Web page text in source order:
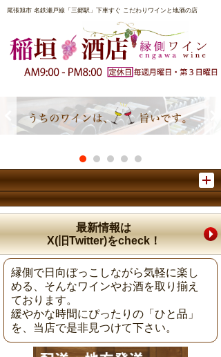
尾張旭市 名鉄瀬戸線「三郷駅」下車すぐ こだわりワインと地酒の店
店主ご紹介
稲垣酒店のプライバシーポリシー
PC向けページのお問い合わせフォームからどうぞ！
PC向けページを表示
最新情報は
X(旧Twitter)をcheck！
縁側で日向ぼっこしながら気軽に楽し
める、そんなワインやお酒を取り揃え
ております。
緩やかな時間にぴったりの「ひと品」
を、当店で是非見つけて下さい。